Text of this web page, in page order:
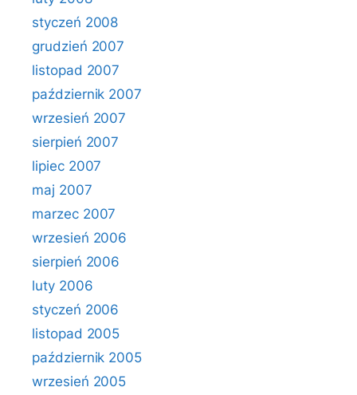
styczeń 2008
grudzień 2007
listopad 2007
październik 2007
wrzesień 2007
sierpień 2007
lipiec 2007
maj 2007
marzec 2007
wrzesień 2006
sierpień 2006
luty 2006
styczeń 2006
listopad 2005
październik 2005
wrzesień 2005